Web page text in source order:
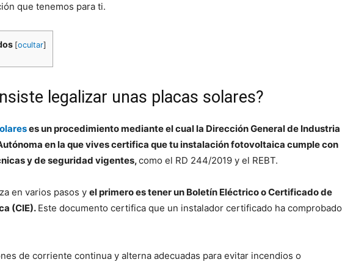
que tenemos para ti.
[ocultar]
legalizar unas placas solares?
es un procedimiento mediante el cual la Dirección General de Industria
en la que vives certifica que tu instalación fotovoltaica cumple con
y de seguridad vigentes,como el RD 244/2019 y el REBT.
en varios pasos y el primero es tener un Boletín Eléctrico o Certificado de
(CIE). Este documento certifica que un instalador certificado ha comprobado
de corriente continua y alterna adecuadas para evitar incendios o